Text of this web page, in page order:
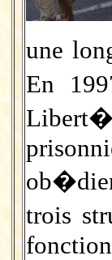
une
En
trois